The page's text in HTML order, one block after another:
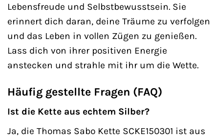
Lebensfreude und Selbstbewusstsein. Sie
erinnert dich daran, deine Träume zu verfolgen
und das Leben in vollen Zügen zu genießen.
Lass dich von ihrer positiven Energie
anstecken und strahle mit ihr um die Wette.
Häufig gestellte Fragen (FAQ)
Ist die Kette aus echtem Silber?
Ja, die Thomas Sabo Kette SCKE150301 ist aus